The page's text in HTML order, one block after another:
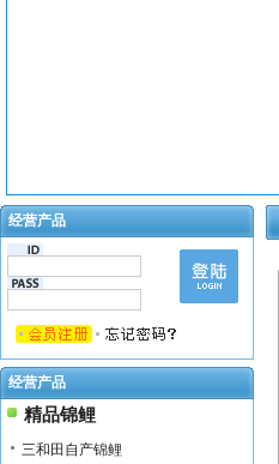
经营产品
经营产品
精品锦鲤
三和田自产锦鲤